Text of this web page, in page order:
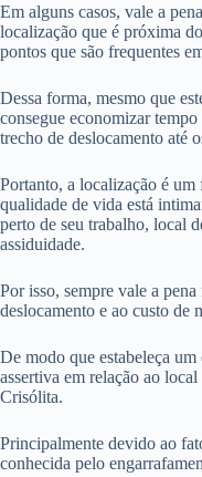
Em alguns casos, vale a
localização que é próxima
pontos que são frequentes
Dessa forma, mesmo que
consegue economizar
trecho de deslocamento até
Portanto, a localização é
qualidade de vida está
perto de seu trabalho, local
assiduidade.
Por isso, sempre vale a
deslocamento e ao custo de
De modo que estabeleça
assertiva em relação ao
Crisólita.
Principalmente devido ao
conhecida pelo